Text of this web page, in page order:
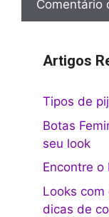
Artigos
Tipos de
Botas
seu look
Encontre
Looks com
dicas de